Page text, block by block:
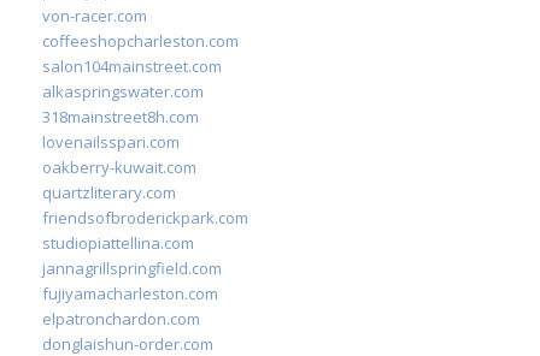
von-racer.com
coffeeshopcharleston.com
salon104mainstreet.com
alkaspringswater.com
318mainstreet8h.com
lovenailsspari.com
oakberry-kuwait.com
quartzliterary.com
friendsofbroderickpark.com
studiopiattellina.com
jannagrillspringfield.com
fujiyamacharleston.com
elpatronchardon.com
donglaishun-order.com